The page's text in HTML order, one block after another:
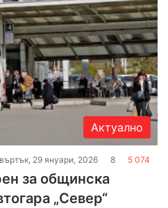
Актуално
29 януари, 2026 8 5 074
за общинска
„Север“